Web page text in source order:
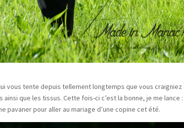
vous tente depuis tellement longtemps que vous craigniez
ainsi que les tissus. Cette fois-ci c’est la bonne, je me lance :
pavaner pour aller au mariage d’une copine cet été.